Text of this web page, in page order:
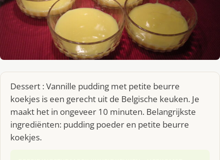
Dessert : Vannille pudding met petite beurre
koekjes is een gerecht uit de Belgische keuken. Je
maakt het in ongeveer 10 minuten. Belangrijkste
ingrediënten: pudding poeder en petite beurre
koekjes.